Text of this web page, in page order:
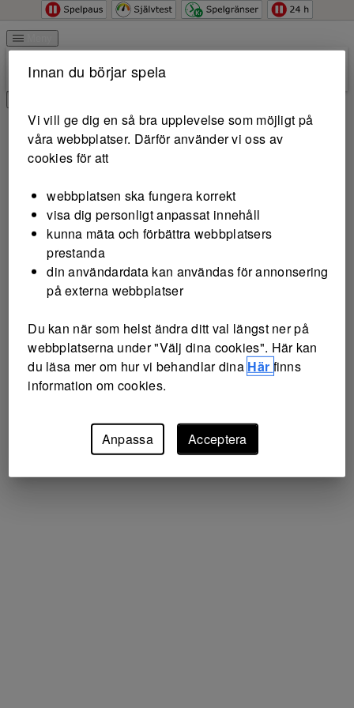
Hoppa till innehåll
Innan du börjar spela
Vi vill ge dig en så bra upplevelse som möjligt på
våra webbplatser. Därför använder vi oss av
cookies för att
webbplatsen ska fungera korrekt
visa dig personligt anpassat innehåll
kunna mäta och förbättra webbplatsers
prestanda
din användardata kan användas för annonsering
på externa webbplatser
Du kan när som helst ändra ditt val längst ner på
webbplatserna under "Välj dina cookies". Här kan
du läsa mer om hur vi behandlar dina Här finns
information om cookies.
Anpassa Acceptera